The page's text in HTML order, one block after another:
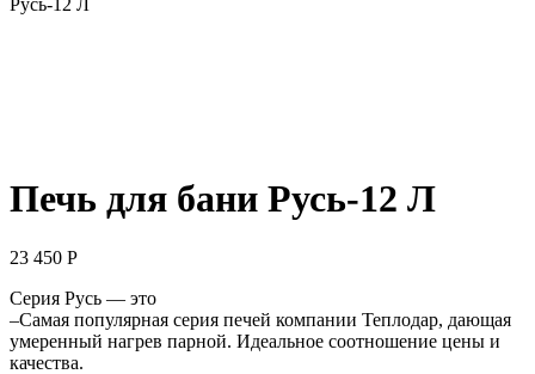
Русь-12 Л
Печь для бани Русь-12 Л
23 450 Р
Серия Русь — это
–Самая популярная серия печей компании Теплодар, дающая
умеренный нагрев парной. Идеальное соотношение цены и
качества.